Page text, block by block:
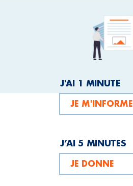
J'AI 1 MINUTE
JE M'INFORME
J’AI 5 MINUTES
JE DONNE